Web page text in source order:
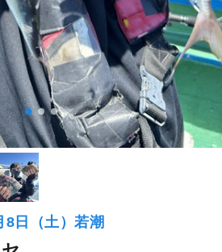
日（土）若潮